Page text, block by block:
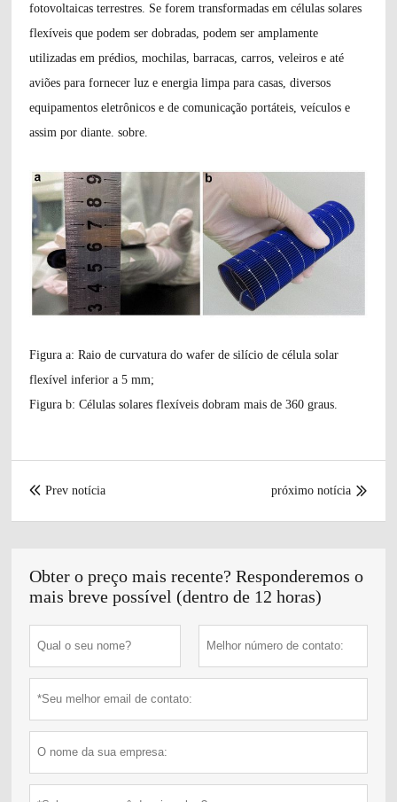
fotovoltaicas terrestres. Se forem transformadas em células solares
flexíveis que podem ser dobradas, podem ser amplamente
utilizadas em prédios, mochilas, barracas, carros, veleiros e até
aviões para fornecer luz e energia limpa para casas, diversos
equipamentos eletrônicos e de comunicação portáteis, veículos e
assim por diante. sobre.
Figura a: Raio de curvatura do wafer de silício de célula solar
flexível inferior a 5 mm;
Figura b: Células solares flexíveis dobram mais de 360 ​​graus.
 Prev notícia 
próximo notícia
Obter o preço mais recente? Responderemos o
mais breve possível (dentro de 12 horas)